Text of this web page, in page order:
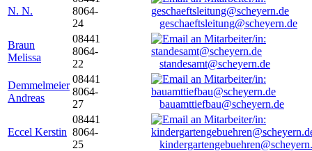
N. N.
8064-
24
geschaeftsleitung@scheyern.de
Braun
Melissa
08441
8064-
22
standesamt@scheyern.de
Demmelmeier
Andreas
08441
8064-
27
bauamttiefbau@scheyern.de
Eccel Kerstin
08441
8064-
25